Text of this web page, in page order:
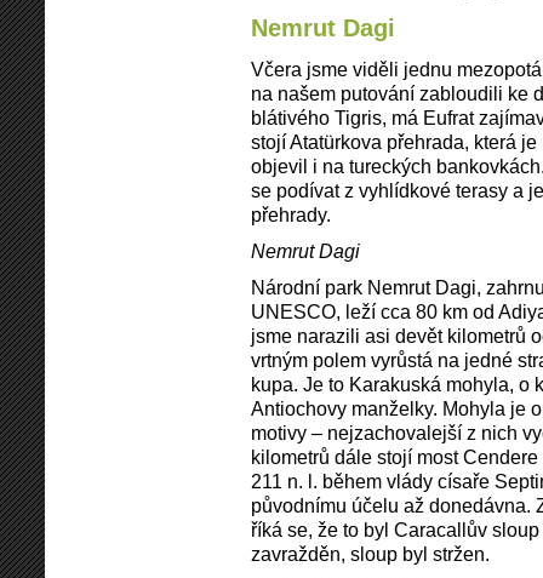
Nemrut Dagi
Včera jsme viděli jednu
na našem putování zabloudili ke
blátivého Tigris, má Eufrat
stojí Atatürkova přehrada, která
objevil i na tureckých
se podívat z vyhlídkové terasy a
přehrady.
Nemrut Dagi
Národní park Nemrut Dagi,
UNESCO, leží cca 80 km od
jsme narazili asi devět kilometrů
vrtným polem vyrůstá na jedné
kupa. Je to Karakuská mohyla, o
Antiochovy manželky. Mohyla je
motivy – nejzachovalejší z nich
kilometrů dále stojí most
211 n. l. během vlády císaře
původnímu účelu až donedávna.
říká se, že to byl Caracallův
zavražděn, sloup byl stržen.